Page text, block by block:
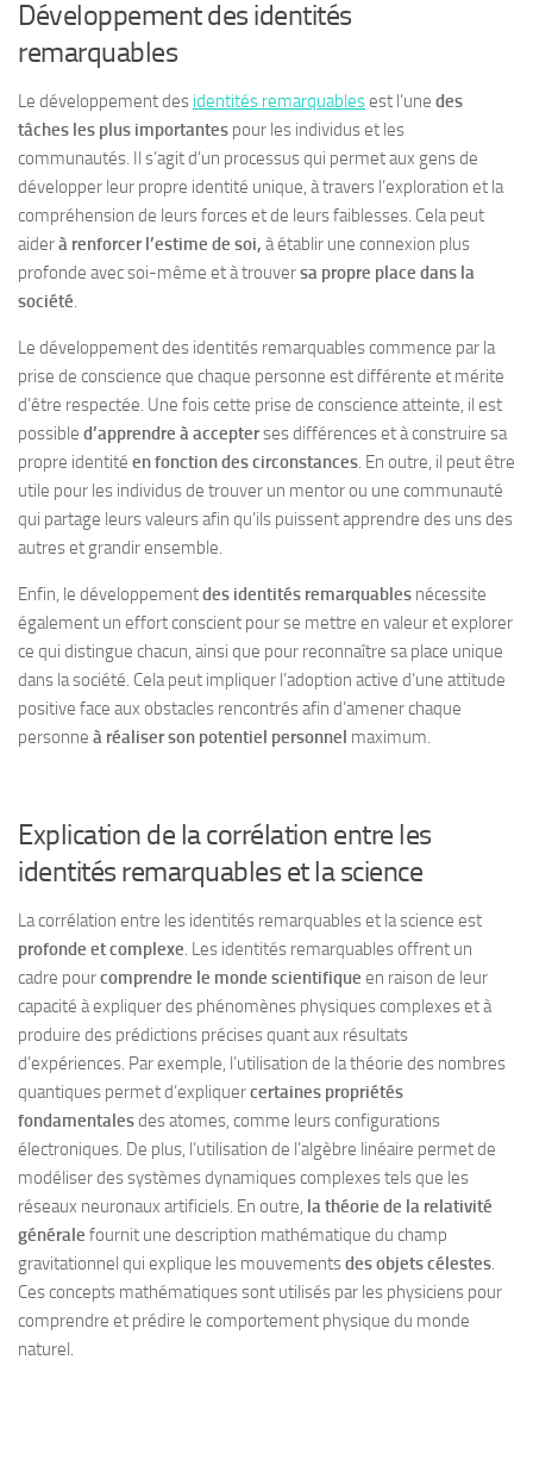
Développement des identités
remarquables
Le développement des identités remarquablesest l’une des
tâches les plus importantes pour les individus et les
communautés. Il s’agit d’un processus qui permet aux gens de
développer leur propre identité unique, à travers l’exploration et la
compréhension de leurs forces et de leurs faiblesses. Cela peut
aiderà renforcer l’estime de soi, à établir une connexion plus
profonde avec soi-même et à trouversa propre place dans la
société.
Le développement des identités remarquables commence par la
prise de conscience que chaque personne est différente et mérite
d’être respectée. Une fois cette prise de conscience atteinte, il est
possible d’apprendre à accepterses différences et à construire sa
propre identité en fonction des circonstances. En outre, il peut être
utile pour les individus de trouver un mentor ou une communauté
qui partage leurs valeurs afin qu’ils puissent apprendre des uns des
autres et grandir ensemble.
Enfin, le développementdes identités remarquables nécessite
également un effort conscient pour se mettre en valeur et explorer
ce qui distingue chacun, ainsi que pour reconnaître sa place unique
dans la société. Cela peut impliquer l’adoption active d’une attitude
positive face aux obstacles rencontrés afin d’amener chaque
personne à réaliser son potentiel personnel maximum.
Explication de la corrélation entre les
identités remarquables et la science
La corrélation entre les identités remarquables et la science est
profonde et complexe. Les identités remarquables offrent un
cadre pourcomprendre le monde scientifique en raison de leur
capacité à expliquer des phénomènes physiques complexes et à
produire des prédictions précises quant aux résultats
d’expériences. Par exemple, l’utilisation de la théorie des nombres
quantiques permet d’expliquercertaines propriétés
fondamentalesdes atomes, comme leurs configurations
électroniques. De plus, l’utilisation de l’algèbre linéaire permet de
modéliser des systèmes dynamiques complexes tels que les
réseaux neuronaux artificiels. En outre, la théorie de la relativité
générale fournit une description mathématique du champ
gravitationnel qui explique les mouvementsdes objets célestes.
Ces concepts mathématiques sont utilisés par les physiciens pour
comprendre et prédire le comportement physique du monde
naturel.